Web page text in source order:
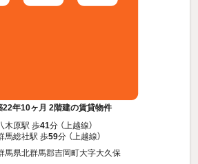
年10ヶ月 2階建の賃貸物件
木原駅 歩41分 （上越線）
馬総社駅 歩59分 （上越線）
馬県北群馬郡吉岡町大字大久保